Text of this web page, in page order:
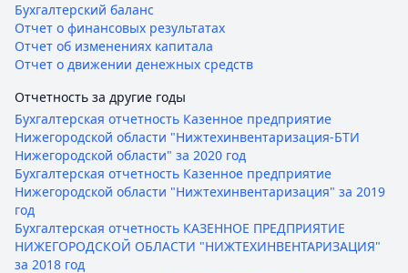
Бухгалтерский баланс
Отчет о финансовых результатах
Отчет об изменениях капитала
Отчет о движении денежных средств
Отчетность за другие годы
Бухгалтерская отчетность Казенное предприятие
Нижегородской области "Нижтехинвентаризация-БТИ
Нижегородской области" за 2020 год
Бухгалтерская отчетность Казенное предприятие
Нижегородской области "Нижтехинвентаризация" за 2019
год
Бухгалтерская отчетность КАЗЕННОЕ ПРЕДПРИЯТИЕ
НИЖЕГОРОДСКОЙ ОБЛАСТИ "НИЖТЕХИНВЕНТАРИЗАЦИЯ"
за 2018 год